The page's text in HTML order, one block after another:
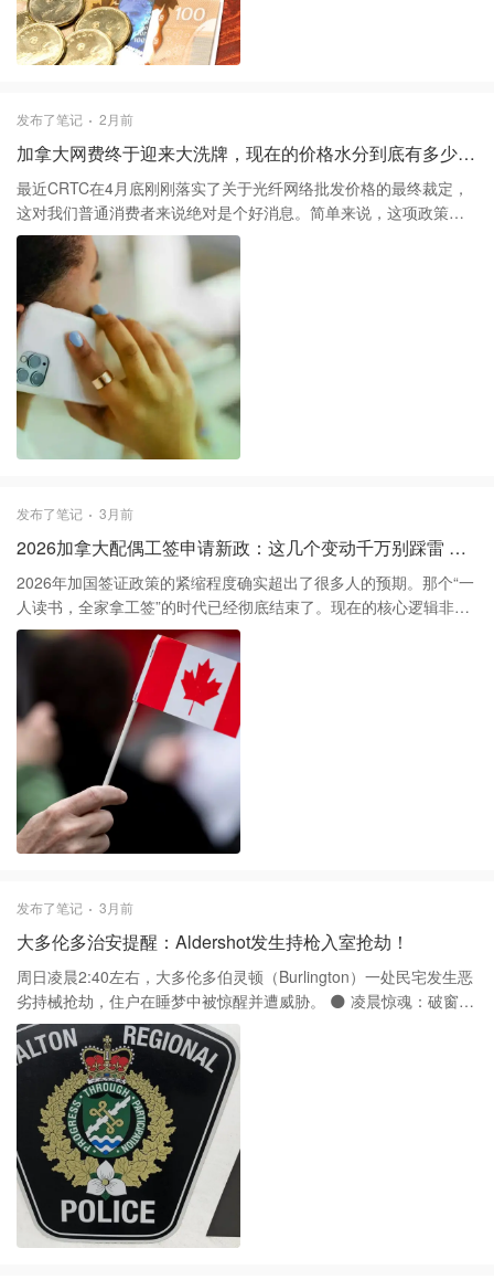
紧迫感。 最重要的日子是5月27号，这是本月养老金入账的统一时
间。建议大家这几天抽空登录个人账户核对一下支付状态和金额。
如果你发现到手的钱比最高额度少，通常是因为居住年限没满40
网查清楚，省得以后对账的时候心里没底。 最后顺便提一句，CPP
养老金在5月是没有额外调整的，它每年只在1月更新一次。所以如
果你发现本月入账变了，那多半是OAS这块的变动。另外，如果是
选择邮寄支票的朋友，可能要比27号再晚两三个工作日才能收到。
为了稳妥起见，还是建议尽早开通直接存款，既安全又不用每天盯
着邮箱等信。
发布了笔记 2月前
加拿大网费终于迎来大洗牌，现在的价格水分到底有多少 📉
最近CRTC在4月底刚刚落实了关于光纤网络批发价格的最终裁定，
这对我们普通消费者来说绝对是个好消息。简单来说，这项政策强
制要求Bell和Telus等大巨头必须以更合理的价格把光纤线路租给小
运营商。这意味着像TekSavvy、Oxio这些独立ISP终于能打破大厂
的垄断，拿出更有竞争力的光纤套餐了，市场正处于一个价格变动
的窗口期。 目前市场上分化非常明显，大厂如Telus正通过“五年价
格锁死”这种策略来留人，比如3G带宽的套餐起步价在100加币左
右。如果你追求稳定且不差钱，这种长期的价格保障确实能省去每
年都要打电话跟客服“拉锯战”求折扣的麻烦。不过，如果你的家庭需
求没那么夸张，大厂动辄100多加币的原价套餐其实溢价非常严重，
完全没有必要支付这种“信仰税”。 说实话，目前最卷的价格反而在
安省和魁省的小运营商手里。TekSavvy在安省推出的100M无限流
域甚至只要55到72加币。而且现在很多独立运营商都免除了安装费
和设备租赁费，甚至提供首月免费。大家在签合同前一定要查一下
自家邮编，看看除了那三巨头，有没有Novus或者Oxio这种专注性
价比的选项。 最后提醒大家，选网时不要只看下载速度。现在的
CRTC新规还要求运营商必须简化取消流程，禁止收取一些乱七八糟
的隐藏费用。如果你现在的合同快到期了，这正是调转方向的时
候。别再听客服忽悠什么“送电视盒子”的捆绑包，直接问有没有单办
宽带的底价折扣，或者直接提你要跳槽去小运营商，这时候拿到的
“挽留报价（Win-back offer）”通常才是真正的底牌。
发布了笔记 3月前
2026加拿大配偶工签申请新政：这几个变动千万别踩雷 🇨🇦
2026年加国签证政策的紧缩程度确实超出了很多人的预期。那个“一
人读书，全家拿工签”的时代已经彻底结束了。现在的核心逻辑非常
清晰：只有高学历和特定紧缺专业的留学生配偶，才有资格申请开
放式工签（SOWP）。说实话，如果你现在还在按照两三年前的经
验去做规划，大概率会面临申请被拒的风险。 目前的申请门槛被严
格锁定在硕士、博士以及部分特定的职业学位。硕士项目还必须满
足至少16个月的学制要求。如果你读的是普通的一年制硕士或者本
科、大专课程，配偶基本上已经和工签无缘了。不过像法律
（JD/LLB）、医学（MD）、教育（BEd）和护理这些特定专业依然
在豁免清单里，申请前务必对照最新的IRCC目录核对。 今年3月新
出的“学期末拒绝规则”是大家最容易掉进去的坑。根据最新的内部指
引，如果主申请人（学生）已经进入了学业的最后一个学期，配偶
确，他们认为在学业即将结束时申请工签已经失去了“支持配偶在校
学习”的初衷，所以千万别拖到快毕业才想起来办手续。 对于那些因
为新规而失去资格的家庭，建议尽早转换思路。与其硬碰硬去申请
工签，不如先考虑转成陪读身份（Visitor Record）以维持合法停
留，再通过寻找本地雇主担保或者其他省提名路径来解决工作权。
现在的形势下，细节和时机的把控比努力更重要，任何材料上的疏
忽都可能导致整个家庭的移民计划受阻。
发布了笔记 3月前
大多伦多治安提醒：Aldershot发生持枪入室抢劫！
周日凌晨2:40左右，大多伦多伯灵顿（Burlington）一处民宅发生恶
劣持械抢劫，住户在睡梦中被惊醒并遭威胁。 🌑 凌晨惊魂：破窗入
室 案发于伯灵顿奥尔德肖特（Aldershot）社区。据荷顿区
（Halton）警方通报，四名嫌疑人强行砸碎住宅前窗闯入。巨大的
破碎声惊醒了正在熟睡的住户，当他们起身查看时，已被歹徒正面
包围。 🔪 持械威胁：枪刀抵头 歹徒气焰极其嚣张，当场索要财物，
对峙过程令人胆战心惊： 1️⃣ 一名嫌疑人掏出手枪指向住户； 2️⃣ 另
一名嫌疑人持刀威胁另一名住户； 3️⃣ 迫于生命威胁，住户交出数件
昂贵珠宝。 🚗 警方调查：疑有连环案？ 得手后，这伙歹徒迅速登上
一辆深色轿车逃离。虽然住户受到极大惊吓，所幸无人员身体受
伤。 值得警惕的是，就在此案发生前20分钟，邻近的奥克维尔
（Oakville）也发生了一起持锤入室抢车案。尽管时间、手法相似，